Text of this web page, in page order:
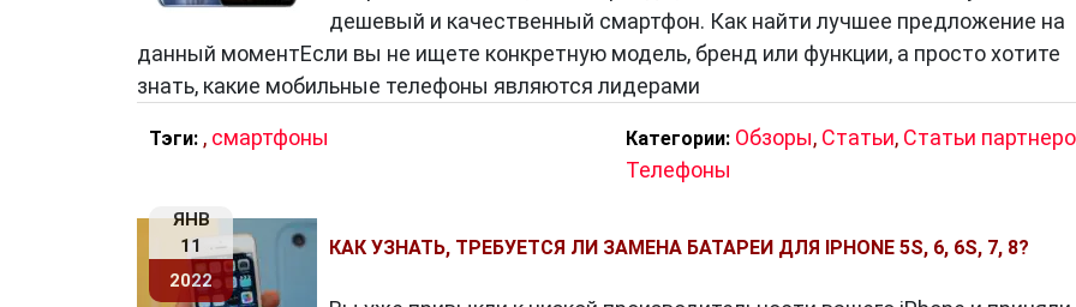
дешевый и качественный смартфон. Как найти лучшее предложение на
данный моментЕсли вы не ищете конкретную модель, бренд или функции, а просто хотите
знать, какие мобильные телефоны являются лидерами
Тэги: , смартфоны Категории: Обзоры, Статьи, Статьи
Телефоны
ЯНВ
11
2022
КАК УЗНАТЬ, ТРЕБУЕТСЯ ЛИ ЗАМЕНА БАТАРЕИ ДЛЯ IPHONE 5S, 6, 6S, 7, 8?